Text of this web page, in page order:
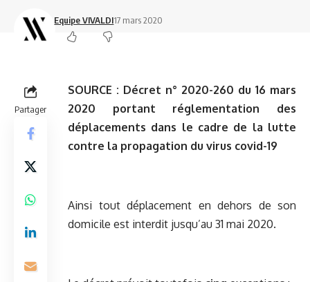
Equipe VIVALDI17 mars 2020
Partager
SOURCE : Décret n° 2020-260 du 16 mars
2020 portant réglementation des
déplacements dans le cadre de la lutte
contre la propagation du virus covid-19
Ainsi tout déplacement en dehors de son
domicile est interdit jusqu’au 31 mai 2020.